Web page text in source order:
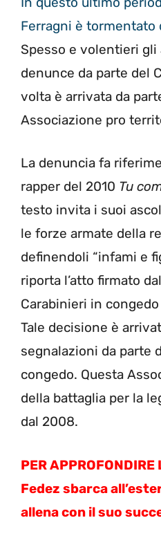
Ferragni è tormentato
Spesso e volentieri gli
denunce da parte del
volta è arrivata da
Associazione pro
La denuncia fa
rapper del 2010 Tu
testo invita i suoi
le forze armate della
definendoli “infami e
riporta l’atto firmato
Carabinieri in
Tale decisione è
segnalazioni da parte
congedo. Questa
della battaglia per la
dal 2008.
PER APPROFONDIRE
Fedez sbarca
allena con il suo